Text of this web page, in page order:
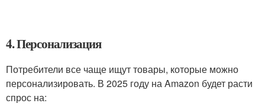
4. Персонализация
Потребители все чаще ищут товары, которые можно
персонализировать. В 2025 году на Amazon будет расти
спрос на: